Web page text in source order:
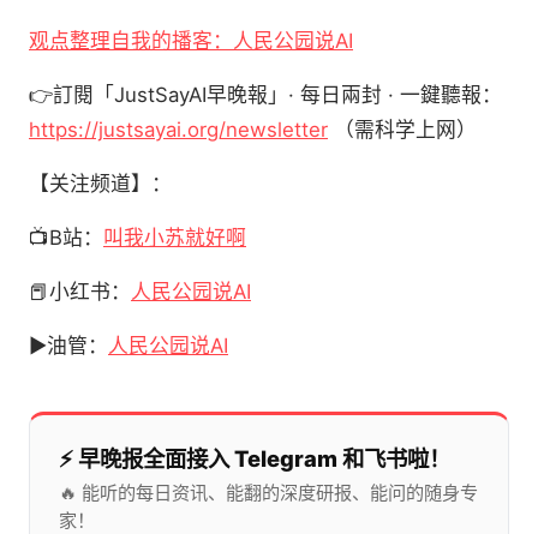
观点整理自我的播客：人民公园说AI
👉訂閱「JustSayAI早晚報」· 每日兩封 · 一鍵聽報：
https://justsayai.org/newsletter （需科学上网）
【关注频道】：
📺B站： 叫我小苏就好啊
📕小红书： 人民公园说AI
▶️油管： 人民公园说AI
⚡️ 早晚报全面接入 Telegram 和飞书啦！
🔥 能听的每日资讯、能翻的深度研报、能问的随身专
家！